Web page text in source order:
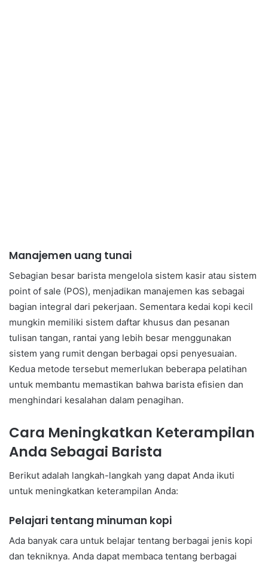
Manajemen uang tunai
Sebagian besar barista mengelola sistem kasir atau sistem
point of sale (POS), menjadikan manajemen kas sebagai
bagian integral dari pekerjaan. Sementara kedai kopi kecil
mungkin memiliki sistem daftar khusus dan pesanan
tulisan tangan, rantai yang lebih besar menggunakan
sistem yang rumit dengan berbagai opsi penyesuaian.
Kedua metode tersebut memerlukan beberapa pelatihan
untuk membantu memastikan bahwa barista efisien dan
menghindari kesalahan dalam penagihan.
Cara Meningkatkan Keterampilan
Anda Sebagai Barista
Berikut adalah langkah-langkah yang dapat Anda ikuti
untuk meningkatkan keterampilan Anda:
Pelajari tentang minuman kopi
Ada banyak cara untuk belajar tentang berbagai jenis kopi
dan tekniknya. Anda dapat membaca tentang berbagai